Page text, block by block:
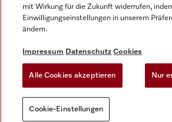
Impressum
Datenschutz
Cookie-Einstellungen
mit Wirkung für die Zukunft widerrufen,
Einwilligungseinstellungen in unserem
ändern.
Impressum Datenschutz Cookies
Alle Cookies akzeptieren Nur
Cookie-Einstellungen